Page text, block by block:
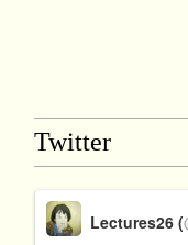
Twitter
Lectures26 (